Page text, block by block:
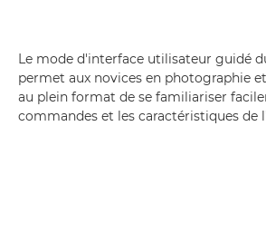
Le mode d'interface utilisateur guidé
permet aux novices en photographie
au plein format de se familiariser
commandes et les caractéristiques de